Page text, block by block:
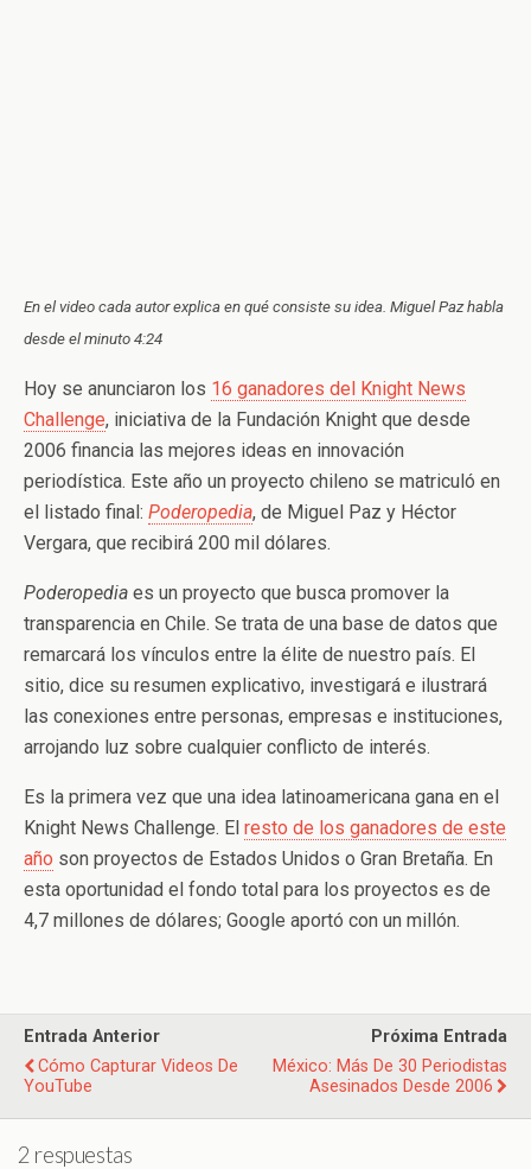
En el video cada autor explica en qué consiste su idea. Miguel Paz habla
desde el minuto 4:24
Hoy se anunciaron los 16 ganadores del Knight News
Challenge, iniciativa de la Fundación Knight que desde
2006 financia las mejores ideas en innovación
periodística. Este año un proyecto chileno se matriculó en
el listado final: Poderopedia, de Miguel Paz y Héctor
Vergara, que recibirá 200 mil dólares.
Poderopedia es un proyecto que busca promover la
transparencia en Chile. Se trata de una base de datos que
remarcará los vínculos entre la élite de nuestro país. El
sitio, dice su resumen explicativo, investigará e ilustrará
las conexiones entre personas, empresas e instituciones,
arrojando luz sobre cualquier conflicto de interés.
Es la primera vez que una idea latinoamericana gana en el
Knight News Challenge. El resto de los ganadores de este
año son proyectos de Estados Unidos o Gran Bretaña. En
esta oportunidad el fondo total para los proyectos es de
4,7 millones de dólares; Google aportó con un millón.
Entrada Anterior
Cómo Capturar Videos De
YouTube
Próxima Entrada
México: Más De 30 Periodistas
Asesinados Desde 2006
2 respuestas